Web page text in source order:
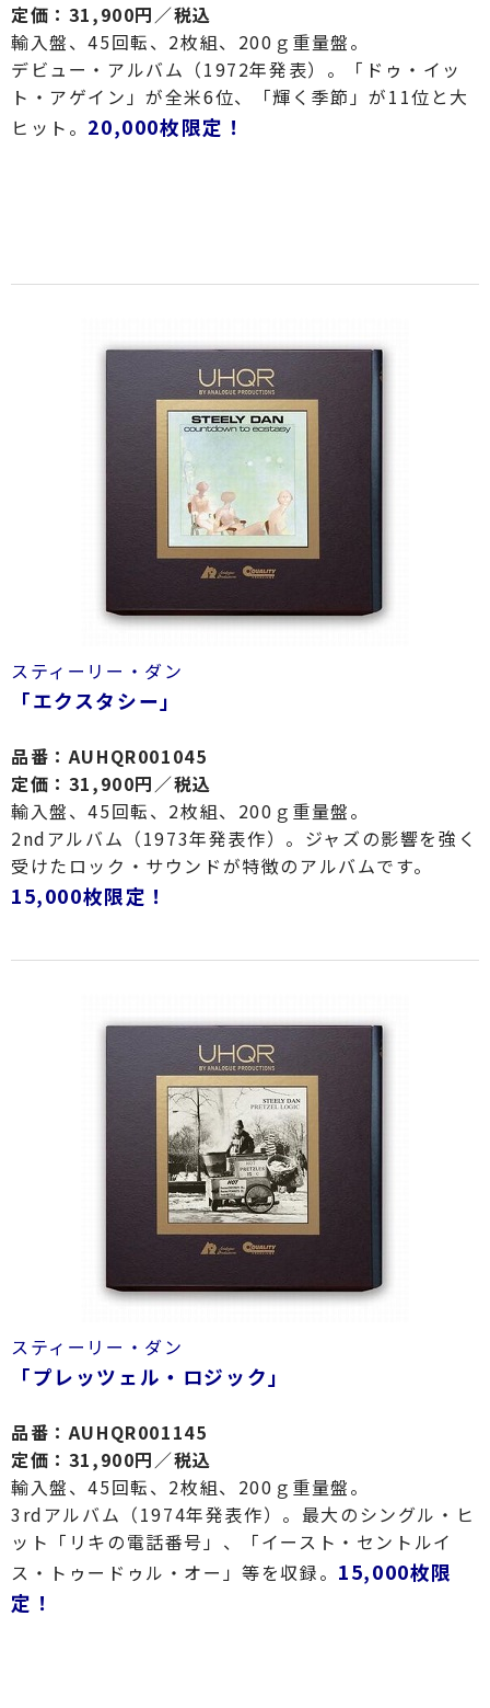
定価：31,900円／税込
輸入盤、45回転、2枚組、200ｇ重量盤。
デビュー・アルバム（1972年発表）。「ドゥ・イッ
ト・アゲイン」が全米6位、「輝く季節」が11位と大
ヒット。 20,000枚限定！
スティーリー・ダン
「エクスタシー」
品番：AUHQR001045
定価：31,900円／税込
輸入盤、45回転、2枚組、200ｇ重量盤。
2ndアルバム（1973年発表作）。ジャズの影響を強く
受けたロック・サウンドが特徴のアルバムです。
15,000枚限定！
スティーリー・ダン
「プレッツェル・ロジック」
品番：AUHQR001145
定価：31,900円／税込
輸入盤、45回転、2枚組、200ｇ重量盤。
3rdアルバム（1974年発表作）。最大のシングル・ヒ
ット「リキの電話番号」、「イースト・セントルイ
ス・トゥードゥル・オー」等を収録。 15,000枚限
定！